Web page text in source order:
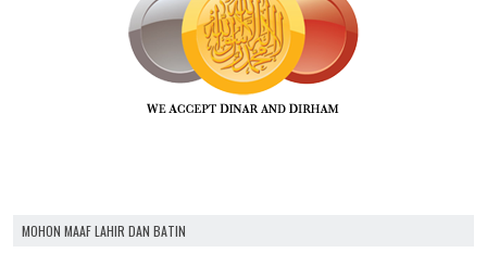
MOHON MAAF LAHIR DAN BATIN